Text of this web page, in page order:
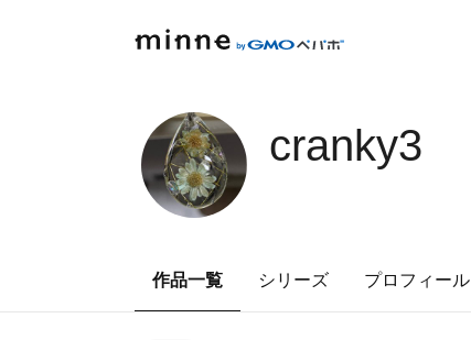
cranky3
作品一覧 シリーズ プロフィール